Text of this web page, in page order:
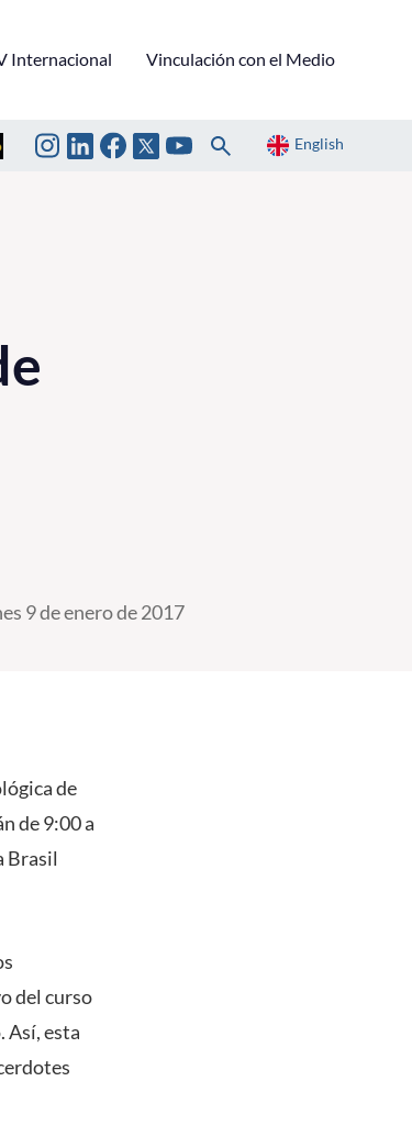
Internacional Vinculación con el Medio
English
9 de enero de 2017
de
de 9:00 a
Brasil
del curso
Así, esta